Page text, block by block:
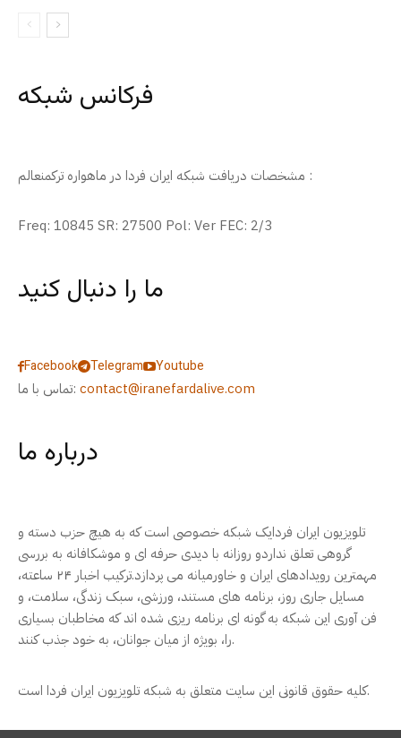
فرکانس شبکه
مشخصات دریافت شبکه ایران فردا در ماهواره ترکمنعالم :
Freq: 10845 SR: 27500 Pol: Ver FEC: 2/3
ما را دنبال کنید
Facebook Telegram
Youtube
تماس با ما: contact@iranefardalive.com
درباره ما
تلویزیون ایران فردایک شبکه خصوصی است که به هیچ حزب دسته و
گروهی تعلق نداردو روزانه با دیدی حرفه ای و موشکافانه به بررسی
مهمترین رویدادهای ایران و خاورمیانه می پردازد.ترکیب اخبار ۲۴ ساعته،
مسایل جاری روز، برنامه های مستند، ورزشی، سبک زندگی، سلامت، و
فن آوری این شبکه به گونه ای برنامه ریزی شده اند که مخاطبان بسیاری
را، بویژه از میان جوانان، به خود جذب کنند.
کلیه حقوق قانونی این سایت متعلق به شبکه تلویزیون ایران فردا است.